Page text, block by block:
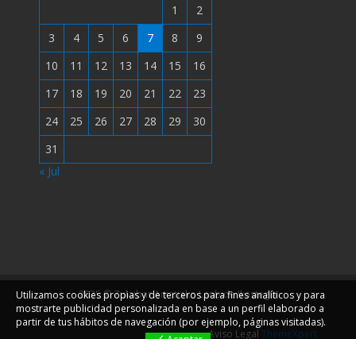
1
2
3
4 5 6 7 8
9
10
11 12 13 14 15
16
17
18 19 20 21 22
23
24
25 26 27 28 29
30
31
« Jul
2025 © Zulaibar Arratiako Lanbide Ikastegia
Aviso LegalThemeXpert
Utilizamos cookies propias y de terceros para fines analíticos y para
mostrarte publicidad personalizada en base a un perfil elaborado a
partir de tus hábitos de navegación (por ejemplo, páginas visitadas).